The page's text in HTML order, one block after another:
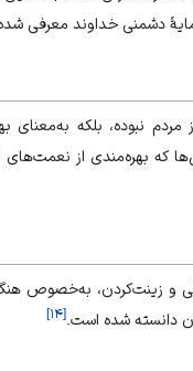
مایۀ دشمنی خداوند معرفی
نبوده، بلکه به‌معنای
بهره‌مندی از نعمت‌های
و زینت‌کردن، به‌خصوص
دانسته شده است.[۱۴]